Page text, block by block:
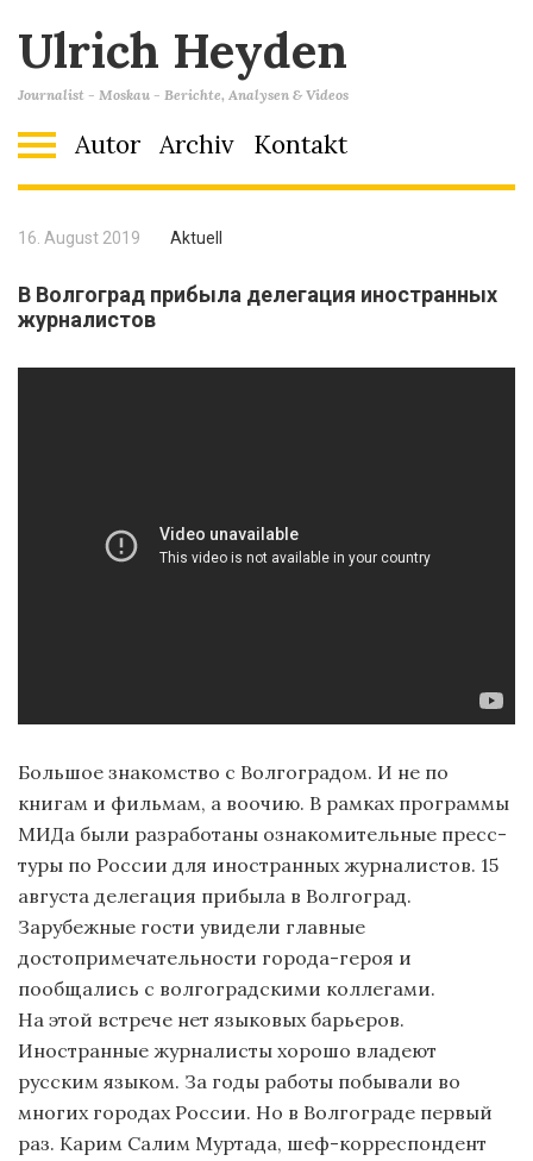
Ulrich Heyden
Journalist - Moskau - Berichte, Analysen & Videos
Autor Archiv Kontakt
16. August 2019 Aktuell
В Волгоград прибыла делегация иностранных
журналистов
Большое знакомство с Волгоградом. И не по
книгам и фильмам, а воочию. В рамках программы
МИДа были разработаны ознакомительные пресс-
туры по России для иностранных журналистов. 15
августа делегация прибыла в Волгоград.
Зарубежные гости увидели главные
достопримечательности города-героя и
пообщались с волгоградскими коллегами.
На этой встрече нет языковых барьеров.
Иностранные журналисты хорошо владеют
русским языком. За годы работы побывали во
многих городах России. Но в Волгограде первый
раз. Карим Салим Муртада, шеф-корреспондент